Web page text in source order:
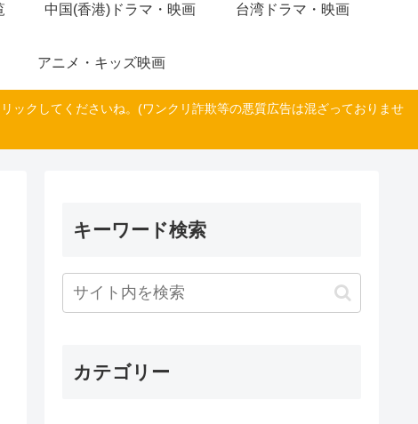
中国(香港)ドラマ・映画 台湾ドラマ・映画
アニメ・キッズ映画
ックしてくださいね。(ワンクリ詐欺等の悪質広告は混ざっておりませ
キーワード検索
カテゴリー